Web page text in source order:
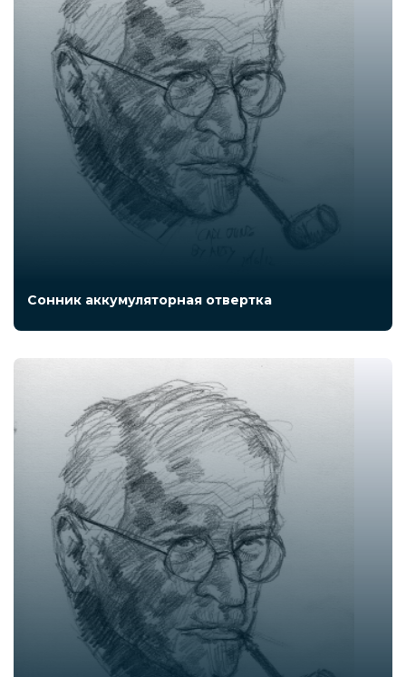
Сонник аккумуляторная отвертка